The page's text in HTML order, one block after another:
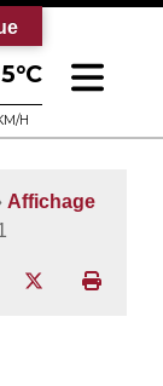
officiel de la
H
Affichage
sur
Partager sur